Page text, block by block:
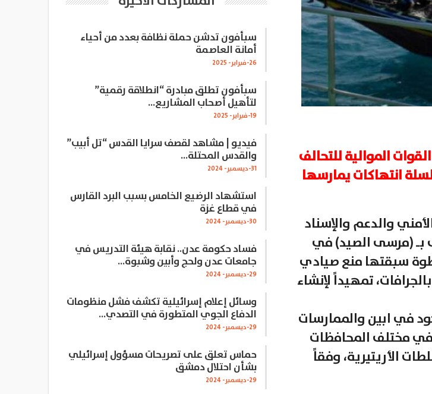
الموالية للتحالف
انتهاكات يمارسها
والدعم والإسناد
بـ (مرسى الصيد) في
سبقتها منع صيادي
تمهيداً لإنشاء
في ابين والممارسات
في مختلف المحافظات
الأريتيرية، وفقاً
سبأفون تدشن حملة نظافة بعدد من أحياء
أمانة العاصمة
26-فبراير- 2025
سبأفون تطلق مبادرة “انطلاقة رقمية”
لتأهيل أصحاب المشاريع…
19-فبراير- 2025
فيديو | مشاهد لقصف سرايا القدس “تل أبيب”
والقدس المحتلة…
31-ديسمبر- 2024
استشهاد الرضيع الخامس بسبب البرد القارس
في قطاع غزة
30-ديسمبر- 2024
فساد حكومة عدن.. نقابة هيئة التدريس في
جامعات عدن ولحج وأبين وشبوة…
29-ديسمبر- 2024
وسائل إعلام إسرائيلية تكشف فشل منظومات
الدفاع الجوي المتطورة في التصدي…
29-ديسمبر- 2024
حماس تعلق على تصريحات مسؤول إسرائيلي
بشأن احتلال دمشق
29-ديسمبر- 2024